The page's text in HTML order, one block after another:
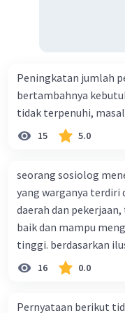
Peningkatan jumlah
bertambahnya
tidak terpenuhi,
15 5.0
seorang sosiolog
yang warganya terdiri
daerah dan
baik dan mampu
tinggi. berdasarkan
berfungsi sebagai ilmu
16 0.0
Pernyataan berikut